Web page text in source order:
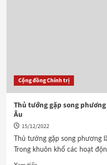
Cộng đồng Chính trị
Thủ tướng gặp song
Âu
15/12/2022
Thủ tướng gặp song phương
Trong khuôn khổ các hoạt